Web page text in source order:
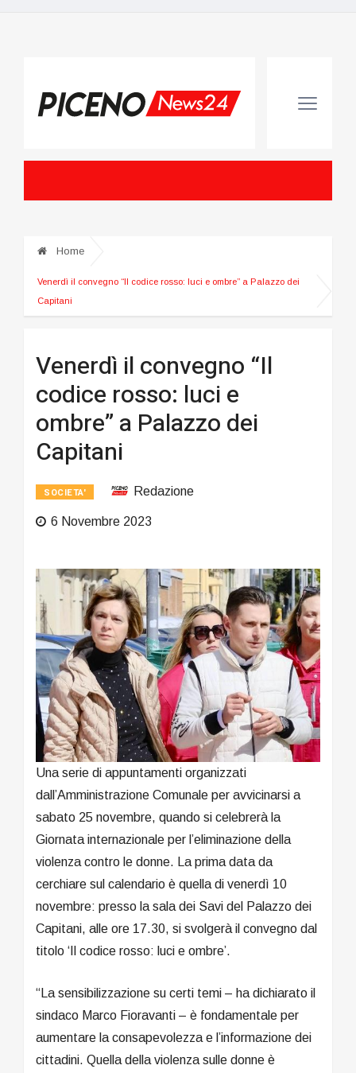
Home
Venerdì il convegno “Il codice rosso: luci e ombre” a Palazzo dei
Capitani
Venerdì il convegno “Il
codice rosso: luci e
ombre” a Palazzo dei
Capitani
SOCIETA' Redazione
6 Novembre 2023
Una serie di appuntamenti organizzati
dall’Amministrazione Comunale per avvicinarsi a
sabato 25 novembre, quando si celebrerà la
Giornata internazionale per l’eliminazione della
violenza contro le donne. La prima data da
cerchiare sul calendario è quella di venerdì 10
novembre: presso la sala dei Savi del Palazzo dei
Capitani, alle ore 17.30, si svolgerà il convegno dal
titolo ‘Il codice rosso: luci e ombre’.
“La sensibilizzazione su certi temi – ha dichiarato il
sindaco Marco Fioravanti – è fondamentale per
aumentare la consapevolezza e l’informazione dei
cittadini. Quella della violenza sulle donne è